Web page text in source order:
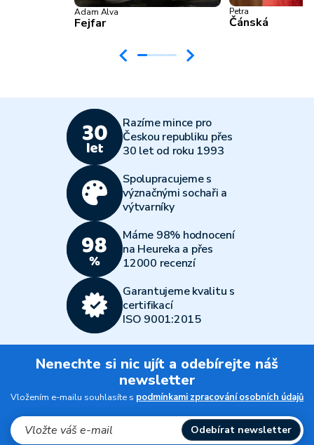
Adam Alva
Fejfar
Petra
Čánská
Razíme mince pro
Českou republiku přes
30 let od roku 1993
Spolupracujeme s
význačnými sochaři a
výtvarníky
Máme 98% hodnocení
na Heureka a přes
12000 recenzí
Garantujeme kvalitu s
certifikací
ISO 9001:2015
Nenechte si nic ujít a odebírejte náš
newsletter
Vložením e-mailu souhlasíte s podmínkami zpracování osobních údajů
Odebírat newsletter